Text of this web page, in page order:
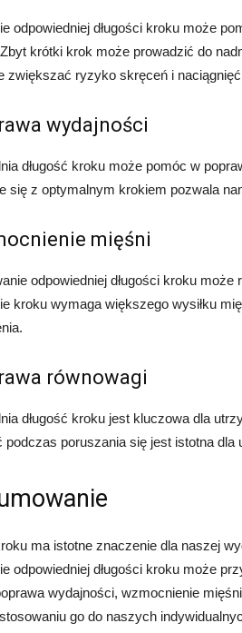
odpowiedniej długości kroku może
Zbyt krótki krok może prowadzić do
zwiększać ryzyko skręceń i
wydajności
długość kroku może pomóc w
się z optymalnym krokiem pozwala
mięśni
odpowiedniej długości kroku
kroku wymaga większego wysiłku
równowagi
długość kroku jest kluczowa dla
podczas poruszania się jest istotna dla
ma istotne znaczenie dla naszej
odpowiedniej długości kroku może
wydajności, wzmocnienie
go do naszych